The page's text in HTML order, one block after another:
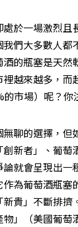
於一場激烈且
們大多數人都
的瓶塞是天然
越來越多，而
市場）呢？你
聊的選擇，但
新者」、葡萄
就會呈現出一
為葡萄酒瓶塞
貴」不斷排擠
物」（美國葡